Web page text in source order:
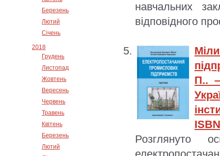
Березень
Лютий
Січень
2018
Грудень
Листопад
Жовтень
Вересень
Червень
Травень
Квітень
Березень
Лютий
навчальних
відповідного
П..
Розглянуто